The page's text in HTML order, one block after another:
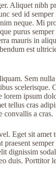
Aliquet nibh
sed id
neque. Mi
purus
mauris in
est
Sem
lorem ipsum
tellus cras
convallis a cras.
Eget sit
praesent
dignissim
duis.